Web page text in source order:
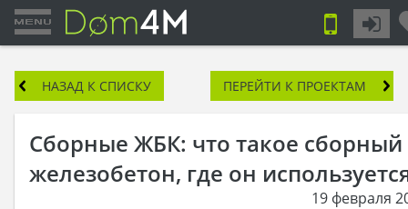
НАЗАД К СПИСКУ ПЕРЕЙТИ К ПРОЕКТАМ
Сборные ЖБК: что такое сборный
железобетон, где он
19 февраля